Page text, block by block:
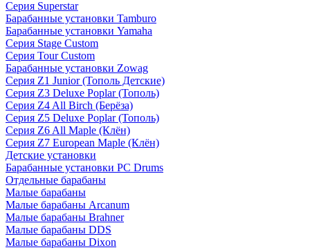
Серия Superstar
Барабанные установки Tamburo
Барабанные установки Yamaha
Серия Stage Custom
Серия Tour Custom
Барабанные установки Zowag
Серия Z1 Junior (Тополь Детские)
Серия Z3 Deluxe Poplar (Тополь)
Серия Z4 All Birch (Берёза)
Серия Z5 Deluxe Poplar (Тополь)
Серия Z6 All Maple (Клён)
Серия Z7 European Maple (Клён)
Детские установки
Барабанные установки PC Drums
Отдельные барабаны
Малые барабаны
Малые барабаны Arcanum
Малые барабаны Brahner
Малые барабаны DDS
Малые барабаны Dixon